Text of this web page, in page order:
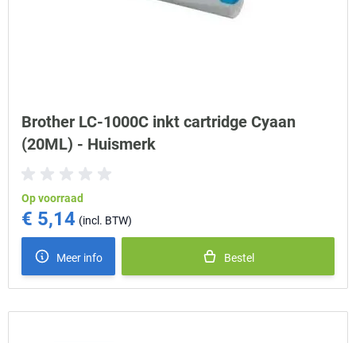
Brother LC-1000C inkt cartridge Cyaan
(20ML) - Huismerk
Op voorraad
€ 5,14
Meer info Bestel